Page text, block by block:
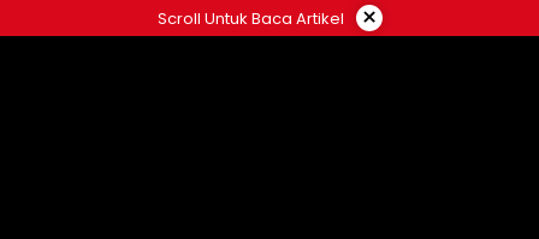
ke
Scroll Untuk Baca Artikel ×